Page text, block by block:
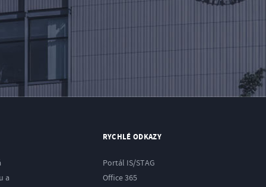
a
RYCHLÉ ODKAZY
Portál IS/STAG
Office 365